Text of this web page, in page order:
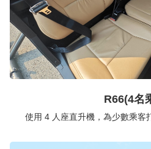
R66(4名
使用 4 人座直升機，為少數乘客